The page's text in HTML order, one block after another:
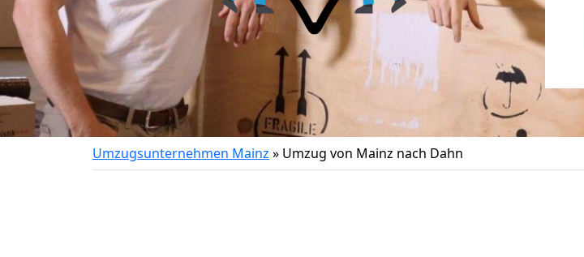
Umzugsunternehmen Mainz » Umzug von Mainz nach Dahn